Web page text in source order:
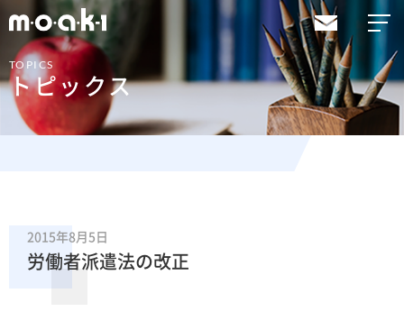
TOPICS
トピックス
2015年8月5日
労働者派遣法の改正